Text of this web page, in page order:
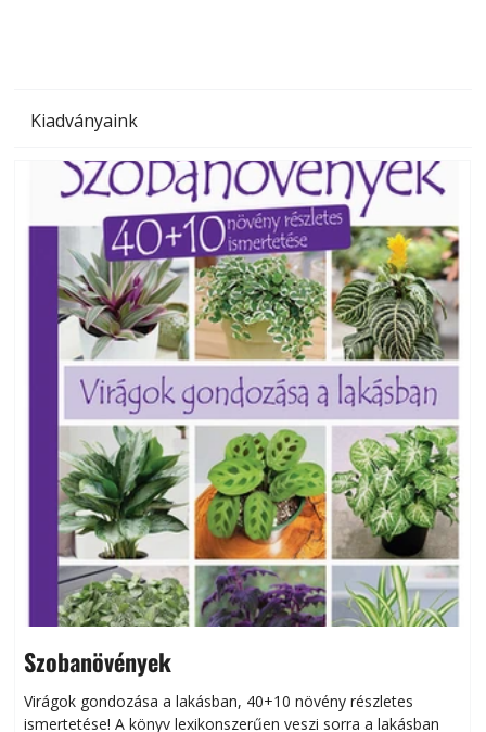
Kiadványaink
Szobanövények
Virágok gondozása a lakásban, 40+10 növény részletes
ismertetése! A könyv lexikonszerűen veszi sorra a lakásban